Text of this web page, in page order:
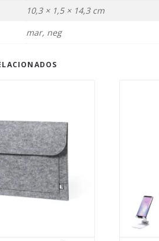
10,3 × 1,5 × 14,3 cm
mar, neg